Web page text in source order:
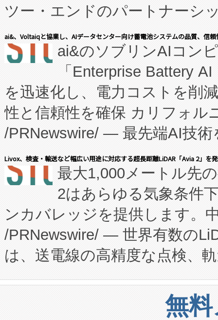
ツー・エンドのパートナーシ
表しました。 同社の実績ある
manufacturing™ (FCCM™) プ
たNeXは、バイオ医薬品製造
従来のフェッドバッチ施設の
に、患者やサプライチェーン
キー方式で拡張性が高く、持
す。FCCM‑を活用した現地生
患者にとっての費用負担を大
のアクセスを大幅に拡大する
Fully-Connected Continuous
プログラムには、施設設計・
に関する技術移転および知的
構造化トレーニングカリキュ
上げおよび商用化段階におけ
ai&、Voltaiqと協業し、AIデータセンター向け蓄電池システムの品質、信
ai&のソブリンAIコン
「Enterprise Battery
を迅速化し、電力コストを削
性と信頼性を確保 カリフォル
/PRNewswire/ — 最先端AI技術
会社エーアイ・アンド：本社
President原信平）と、エンタ
ードするVoltaiqは、日本にあ
ーエネルギー貯蔵システム（
た。 Voltaiq独自のAI搭載プラ
定、統合、導入、運用に至る
安全性を追跡し、確保する事
増加しているデータセンター
Livox、検査・輸送など幅広い用途に対応する超長距離LiDAR「Avia 2」を
最大1,000メートル先
2はあらゆる気象条件
ンカバレッジを提供します。
/PRNewswire/ — 世界有数の
は、送電線の高精度な点検、
や穀物倉庫におけるバルク材
リューション「Avia 2」を発
無